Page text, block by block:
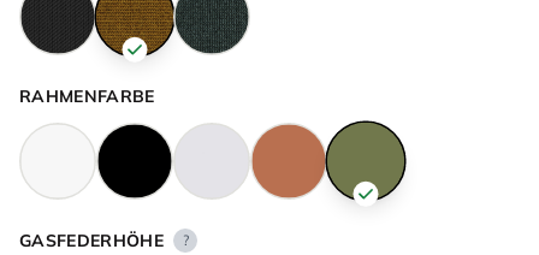
RAHMENFARBE
GASFEDERHÖHE ?